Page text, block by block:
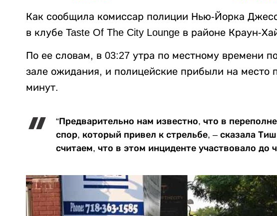
Как сообщила комиссар полиции Нью-Йорка
в клубе Taste Of The City Lounge в районе Краун-
По ее словам, в 03:27 утра по местному времени
зале ожидания, и полицейские прибыли на место
минут.
“Предварительно нам известно, что в
спор, который привел к стрельбе, – сказала
считаем, что в этом инциденте участвовало до